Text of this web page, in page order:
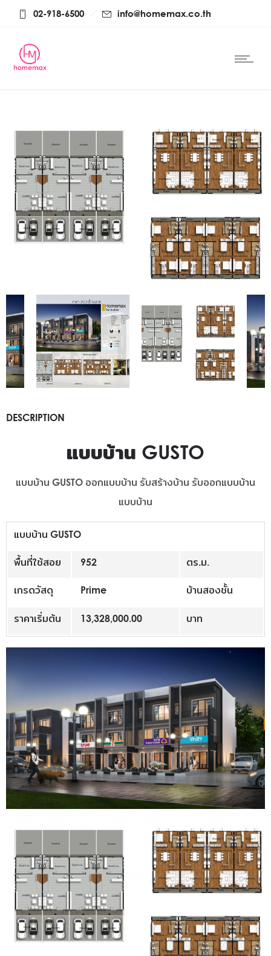
02-918-6500 info@homemax.co.th
DESCRIPTION
แบบบ้าน GUSTO
แบบบ้าน GUSTO ออกแบบบ้าน รับสร้างบ้าน รับออกแบบบ้าน
แบบบ้าน
แบบบ้าน GUSTO
พื้นที่ใช้สอย 952 ตร.ม.
เกรดวัสดุ Prime บ้านสองชั้น
ราคาเริ่มต้น 13,328,000.00 บาท